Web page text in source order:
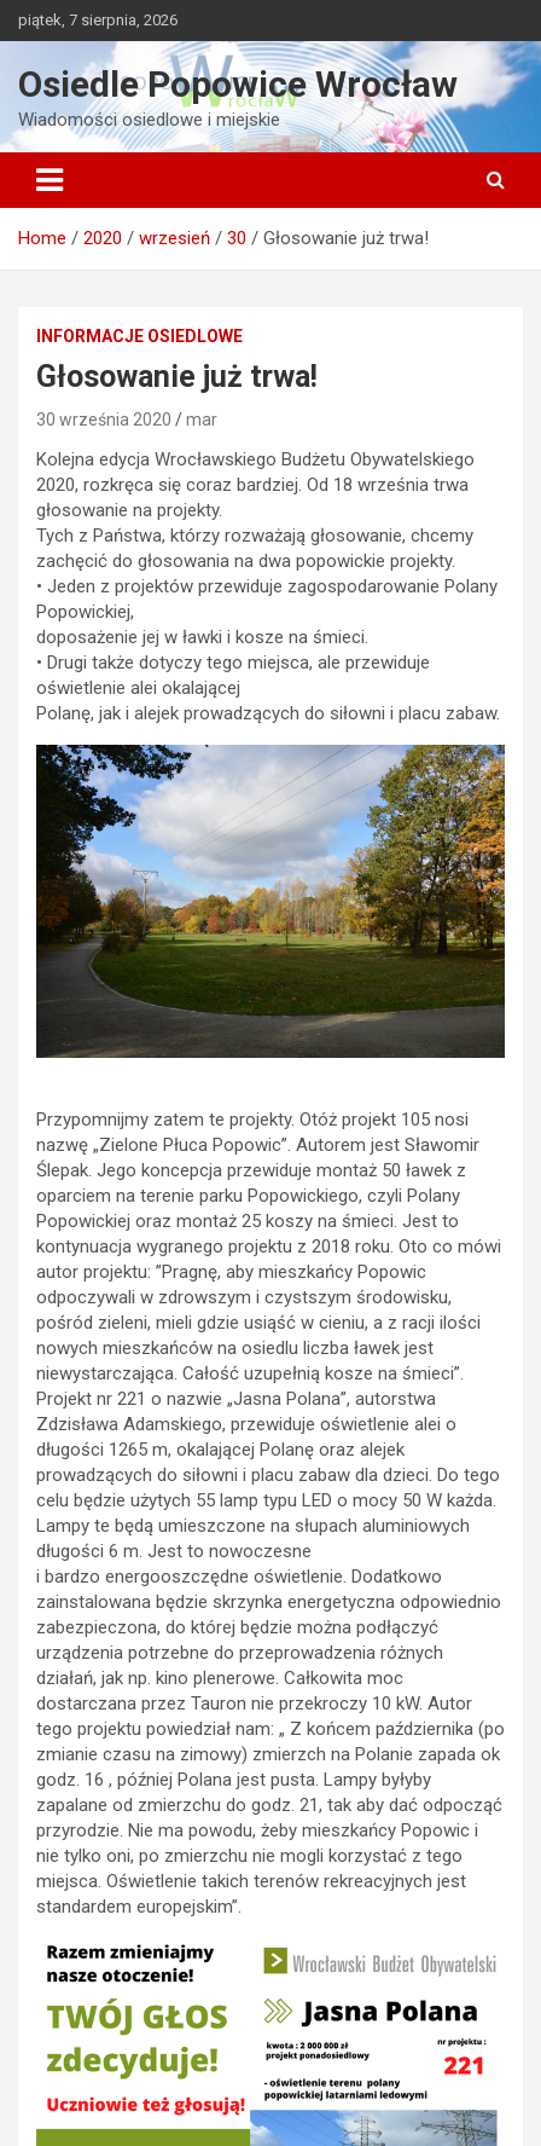
Skip
to
piątek, 7 sierpnia, 2026
Osiedle Popowice Wrocław
Wiadomości osiedlowe i miejskie
Home 2020 wrzesień 30 Głosowanie już trwa!
INFORMACJE OSIEDLOWE
Głosowanie już trwa!
30 września 2020 mar
Kolejna edycja Wrocławskiego Budżetu Obywatelskiego
2020, rozkręca się coraz bardziej. Od 18 września trwa
głosowanie na projekty.
Tych z Państwa, którzy rozważają głosowanie, chcemy
zachęcić do głosowania na dwa popowickie projekty.
• Jeden z projektów przewiduje zagospodarowanie Polany
Popowickiej,
doposażenie jej w ławki i kosze na śmieci.
• Drugi także dotyczy tego miejsca, ale przewiduje
oświetlenie alei okalającej
Polanę, jak i alejek prowadzących do siłowni i placu zabaw.
Przypomnijmy zatem te projekty. Otóż projekt 105 nosi
nazwę „Zielone Płuca Popowic”. Autorem jest Sławomir
Ślepak. Jego koncepcja przewiduje montaż 50 ławek z
oparciem na terenie parku Popowickiego, czyli Polany
Popowickiej oraz montaż 25 koszy na śmieci. Jest to
kontynuacja wygranego projektu z 2018 roku. Oto co mówi
autor projektu: ”Pragnę, aby mieszkańcy Popowic
odpoczywali w zdrowszym i czystszym środowisku,
pośród zieleni, mieli gdzie usiąść w cieniu, a z racji ilości
nowych mieszkańców na osiedlu liczba ławek jest
niewystarczająca. Całość uzupełnią kosze na śmieci”.
Projekt nr 221 o nazwie „Jasna Polana”, autorstwa
Zdzisława Adamskiego, przewiduje oświetlenie alei o
długości 1265 m, okalającej Polanę oraz alejek
prowadzących do siłowni i placu zabaw dla dzieci. Do tego
celu będzie użytych 55 lamp typu LED o mocy 50 W każda.
Lampy te będą umieszczone na słupach aluminiowych
długości 6 m. Jest to nowoczesne
i bardzo energooszczędne oświetlenie. Dodatkowo
zainstalowana będzie skrzynka energetyczna odpowiednio
zabezpieczona, do której będzie można podłączyć
urządzenia potrzebne do przeprowadzenia różnych
działań, jak np. kino plenerowe. Całkowita moc
dostarczana przez Tauron nie przekroczy 10 kW. Autor
tego projektu powiedział nam: „ Z końcem października (po
zmianie czasu na zimowy) zmierzch na Polanie zapada ok
godz. 16 , później Polana jest pusta. Lampy byłyby
zapalane od zmierzchu do godz. 21, tak aby dać odpocząć
przyrodzie. Nie ma powodu, żeby mieszkańcy Popowic i
nie tylko oni, po zmierzchu nie mogli korzystać z tego
miejsca. Oświetlenie takich terenów rekreacyjnych jest
standardem europejskim”.